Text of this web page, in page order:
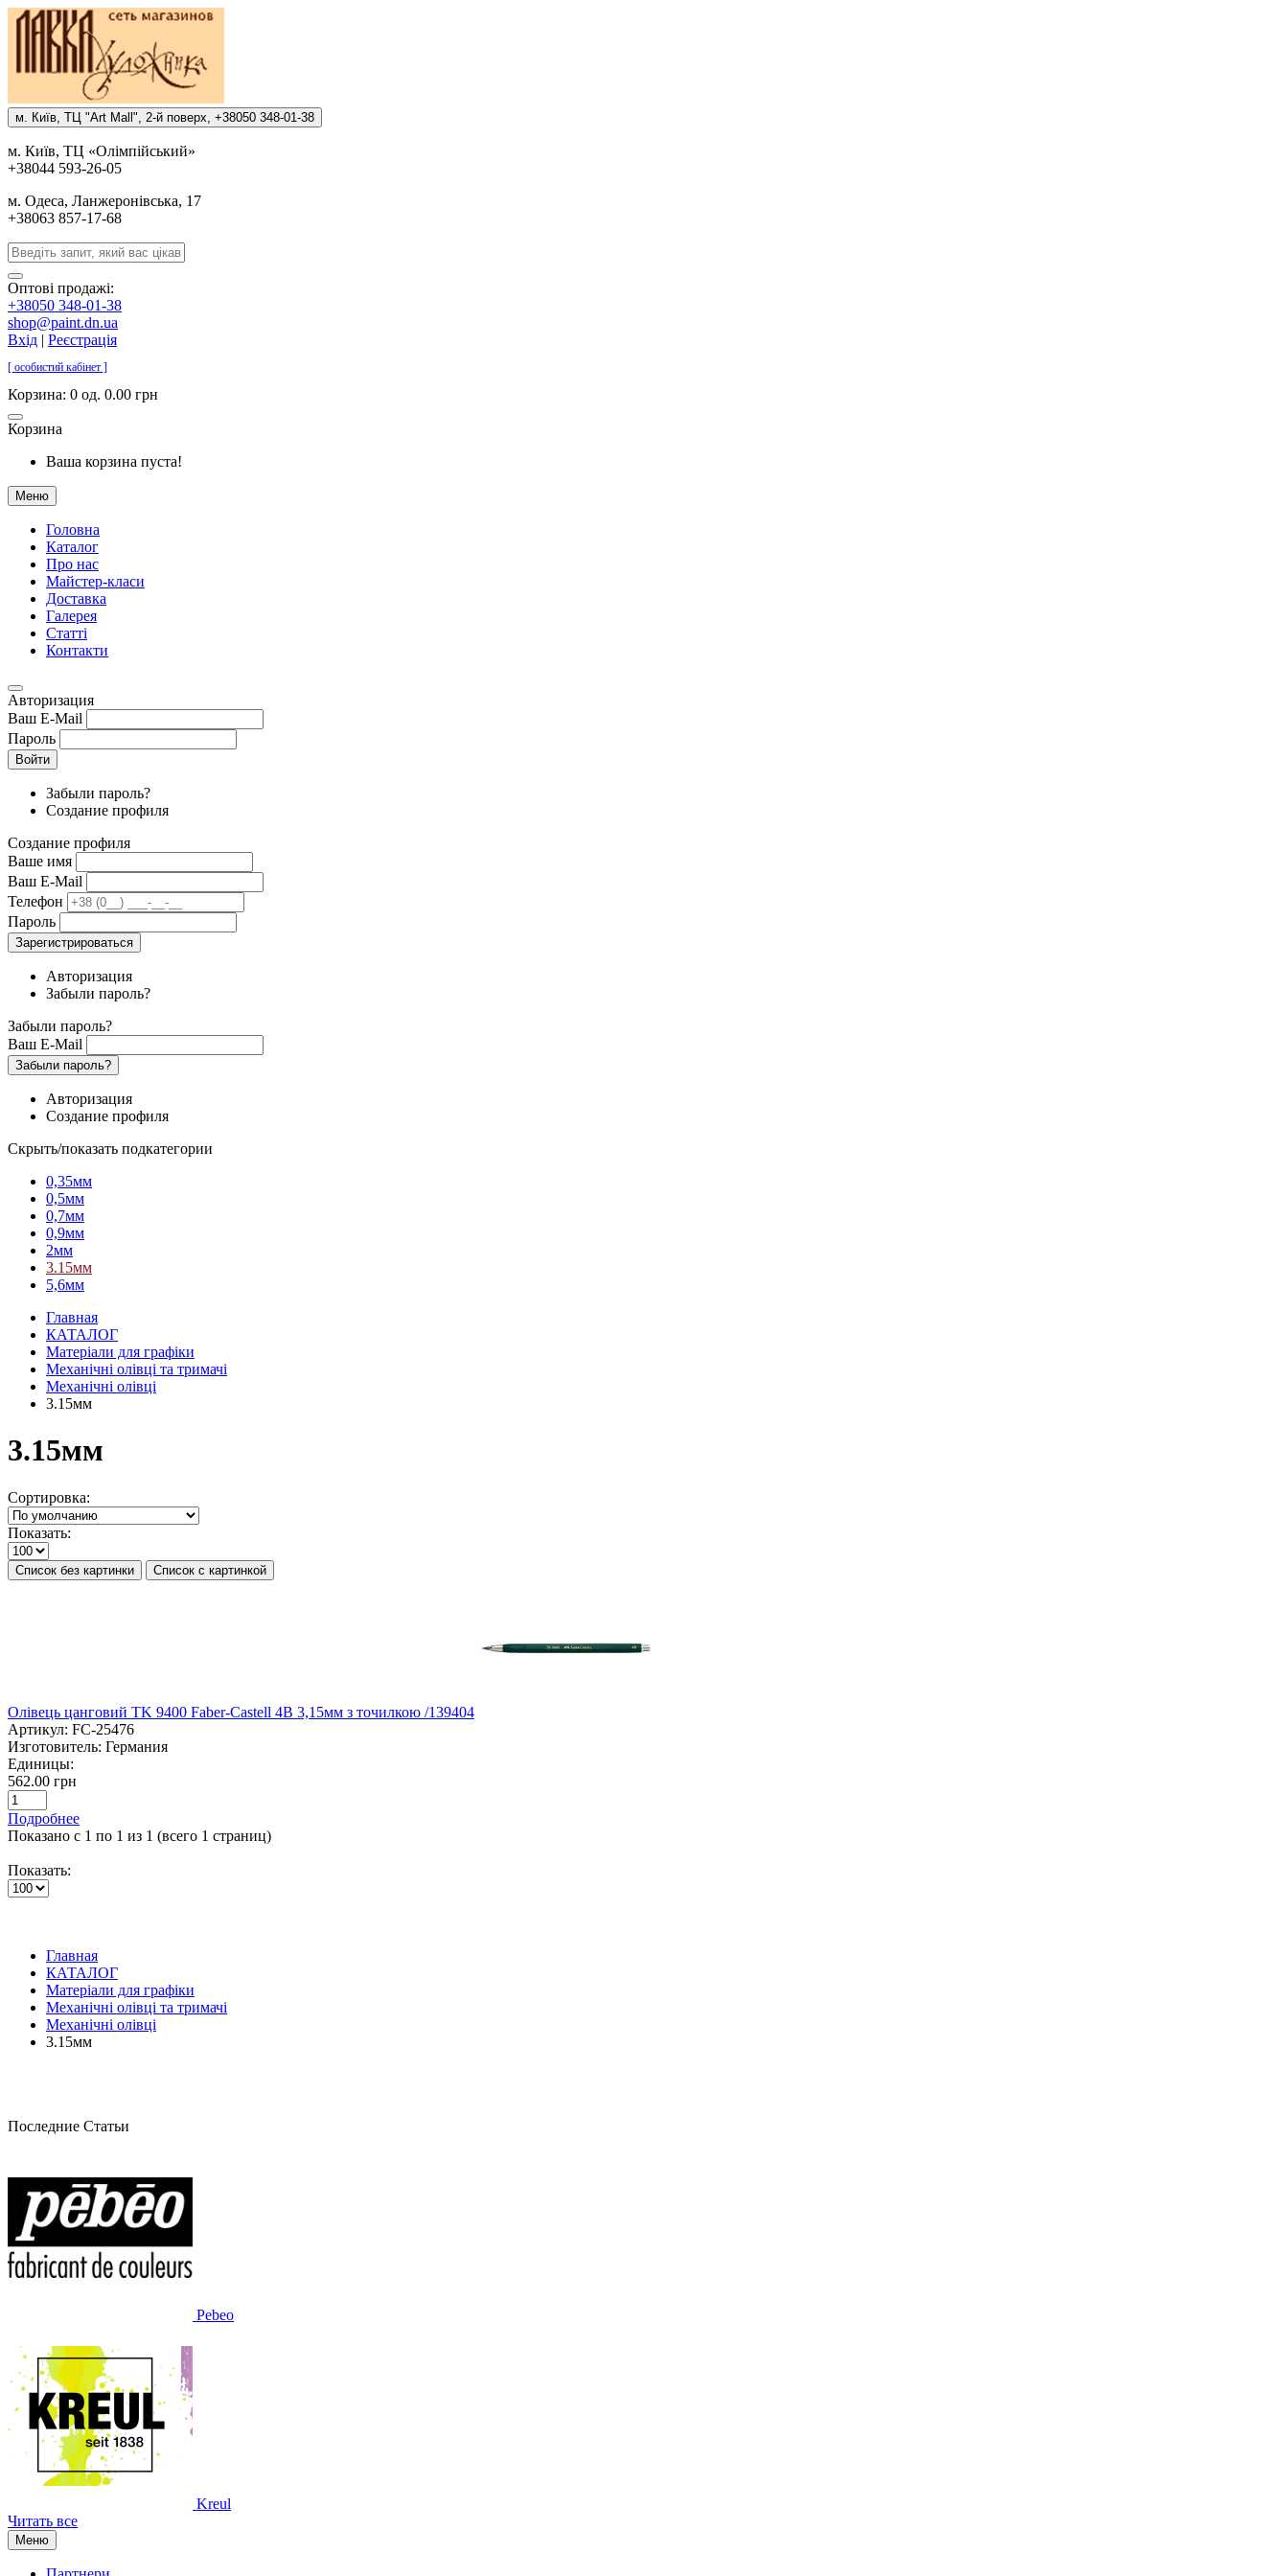
м. Киïв, ТЦ "Art Mall", 2-й поверх, +38050 348-01-38
м. Киïв, ТЦ «Олiмпiйський»
+38044 593-26-05
м. Одеса, Ланжеронiвська, 17
+38063 857-17-68
Оптові продажі:
+38050 348-01-38
shop@paint.dn.ua
Вхід | Реєстрація
[ особистий кабінет ]
Корзина: 0 од. 0.00 грн
Корзина
Ваша корзина пуста!
Меню
Головна
Каталог
Про нас
Майстер-класи
Доставка
Галерея
Статтi
Контакти
Авторизация
Ваш E-Mail
Пароль
Войти
Забыли пароль?
Создание профиля
Создание профиля
Ваше имя
Ваш E-Mail
Телефон
Пароль
Зарегистрироваться
Авторизация
Забыли пароль?
Забыли пароль?
Ваш E-Mail
Забыли пароль?
Авторизация
Создание профиля
Скрыть/показать подкатегории
0,35мм
0,5мм
0,7мм
0,9мм
2мм
3.15мм
5,6мм
Главная
КАТАЛОГ
Матеріали для графіки
Механічні олівці та тримачі
Механічні олівці
3.15мм
3.15мм
Сортировка:
Показать:
Список без картинки Список с картинкой
Олівець цанговий TK 9400 Faber-Castell 4B 3,15мм з точилкою /139404
Артикул: FC-25476
Изготовитель: Германия
Единицы:
562.00 грн
Подробнее
Показано с 1 по 1 из 1 (всего 1 страниц)
Показать:
Главная
КАТАЛОГ
Матеріали для графіки
Механічні олівці та тримачі
Механічні олівці
3.15мм
Последние Статьи
Pebeo
Kreul
Читать все
Меню